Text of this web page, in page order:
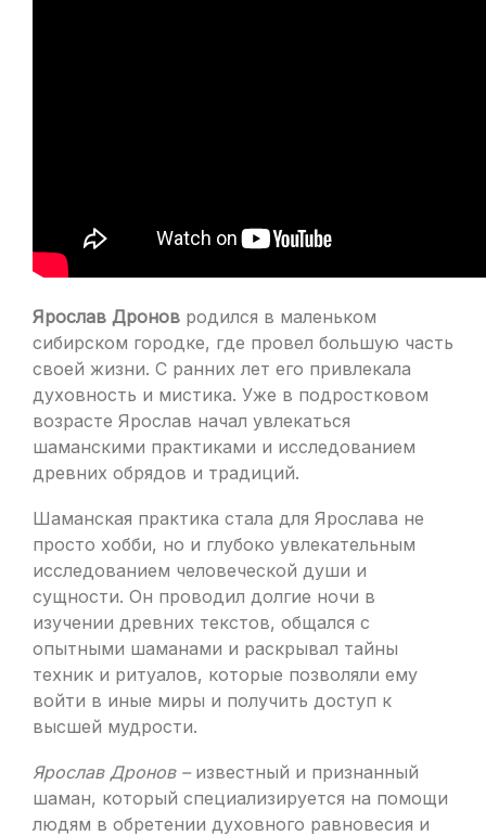
Ярослав Дронов родился в маленьком
сибирском городке, где провел большую часть
своей жизни. С ранних лет его привлекала
духовность и мистика. Уже в подростковом
возрасте Ярослав начал увлекаться
шаманскими практиками и исследованием
древних обрядов и традиций.
Шаманская практика стала для Ярослава не
просто хобби, но и глубоко увлекательным
исследованием человеческой души и
сущности. Он проводил долгие ночи в
изучении древних текстов, общался с
опытными шаманами и раскрывал тайны
техник и ритуалов, которые позволяли ему
войти в иные миры и получить доступ к
высшей мудрости.
Ярослав Дронов –известный и признанный
шаман, который специализируется на помощи
людям в обретении духовного равновесия и